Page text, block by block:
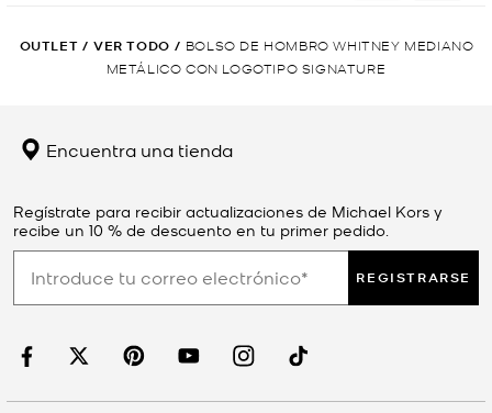
OUTLET / VER TODO / BOLSO DE HOMBRO WHITNEY MEDIANO
METÁLICO CON LOGOTIPO SIGNATURE
Encuentra una tienda
Regístrate para recibir actualizaciones de Michael Kors y
recibe un 10 % de descuento en tu primer pedido.
REGISTRARSE